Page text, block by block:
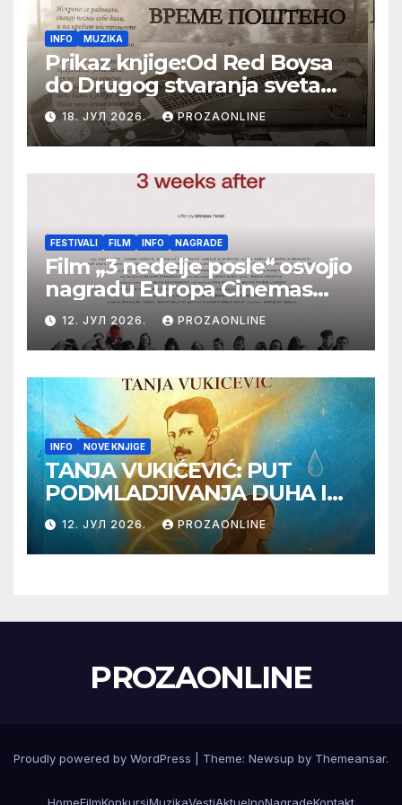
INFO MUZIKA
Prikaz knjige:Od Red Boysa
do Drugog stvaranja sveta
(bilo neko vreme pošteno)
(autor- Zlatomira Sremca,
Botoš 2022. godine,
samizdat)
18. ЈУЛ 2026. PROZAONLINE
FESTIVALI FILM INFO NAGRADE
Film „3 nedelje posle“ osvojio
nagradu Europa Cinemas
Label na Filmskom festivalu
u Karlovim Varima
12. ЈУЛ 2026. PROZAONLINE
INFO NOVE KNJIGE
TANJA VUKIĆEVIĆ: PUT
PODMLADJIVANJA DUHA I
TELA SA TESLOM
12. ЈУЛ 2026. PROZAONLINE
PROZAONLINE
Proudly powered by WordPress Theme: Newsup by Themeansar.
HomeFilmKonkursiMuzikaVestiAktuelnoNagradeKontakt